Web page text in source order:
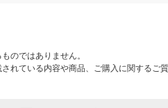
のではありません。
ている内容や商品、ご購入に関するご